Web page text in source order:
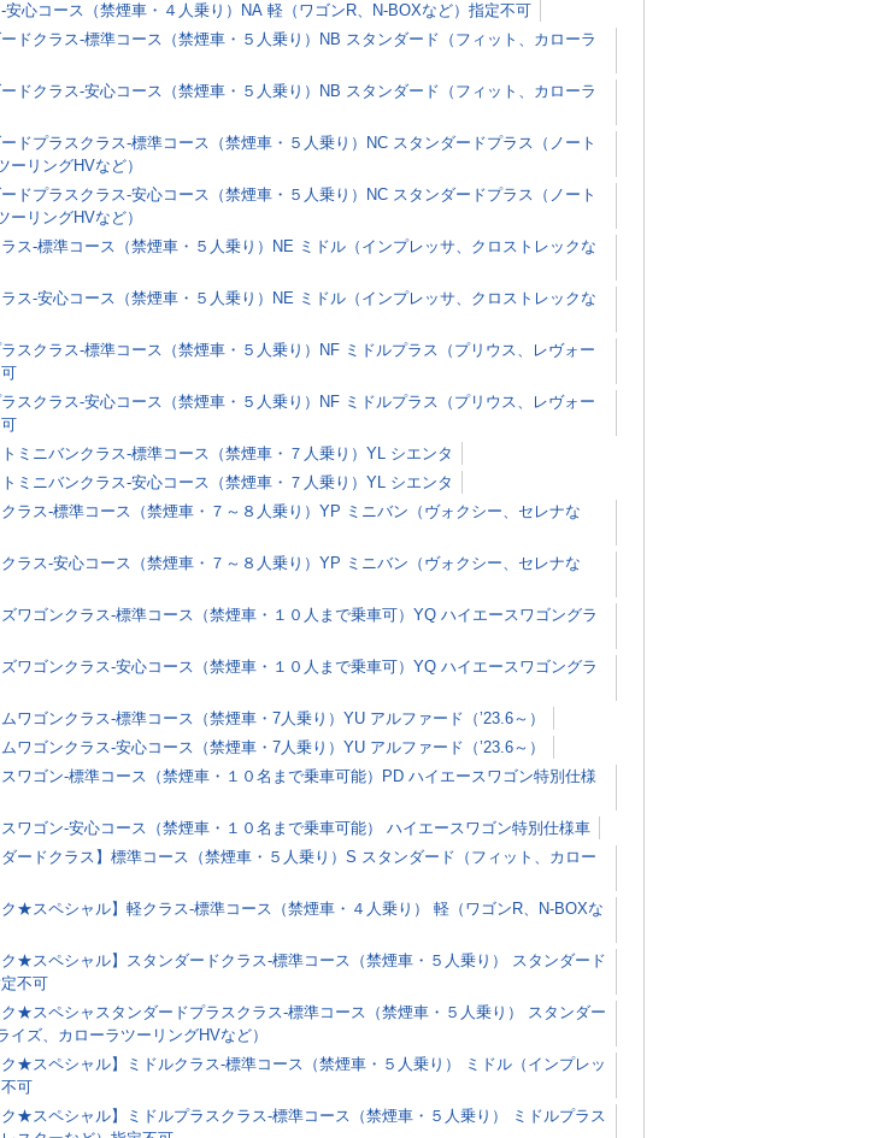
心コース（禁煙車・４人乗り）NA 軽（ワゴンR、N-BOXなど）指定不可
ドクラス-標準コース（禁煙車・５人乗り）NB スタンダード（フィット、カローラ
ドクラス-安心コース（禁煙車・５人乗り）NB スタンダード（フィット、カローラ
ドプラスクラス-標準コース（禁煙車・５人乗り）NC スタンダードプラス（ノート
リングHVなど）
ドプラスクラス-安心コース（禁煙車・５人乗り）NC スタンダードプラス（ノート
リングHVなど）
ス-標準コース（禁煙車・５人乗り）NE ミドル（インプレッサ、クロストレックな
ス-安心コース（禁煙車・５人乗り）NE ミドル（インプレッサ、クロストレックな
スクラス-標準コース（禁煙車・５人乗り）NF ミドルプラス（プリウス、レヴォー
スクラス-安心コース（禁煙車・５人乗り）NF ミドルプラス（プリウス、レヴォー
ミニバンクラス-標準コース（禁煙車・７人乗り）YL シエンタ
ミニバンクラス-安心コース（禁煙車・７人乗り）YL シエンタ
ラス-標準コース（禁煙車・７～８人乗り）YP ミニバン（ヴォクシー、セレナな
ラス-安心コース（禁煙車・７～８人乗り）YP ミニバン（ヴォクシー、セレナな
ワゴンクラス-標準コース（禁煙車・１０人まで乗車可）YQ ハイエースワゴングラ
ワゴンクラス-安心コース（禁煙車・１０人まで乗車可）YQ ハイエースワゴングラ
ワゴンクラス-標準コース（禁煙車・7人乗り）YU アルファード（’23.6～）
ワゴンクラス-安心コース（禁煙車・7人乗り）YU アルファード（’23.6～）
ワゴン-標準コース（禁煙車・１０名まで乗車可能）PD ハイエースワゴン特別仕様
ワゴン-安心コース（禁煙車・１０名まで乗車可能） ハイエースワゴン特別仕様車
ードクラス】標準コース（禁煙車・５人乗り）S スタンダード（フィット、カロー
★スペシャル】軽クラス-標準コース（禁煙車・４人乗り） 軽（ワゴンR、N-BOXな
★スペシャル】スタンダードクラス-標準コース（禁煙車・５人乗り） スタンダード
不可
★スペシャスタンダードプラスクラス-標準コース（禁煙車・５人乗り） スタンダー
イズ、カローラツーリングHVなど）
★スペシャル】ミドルクラス-標準コース（禁煙車・５人乗り） ミドル（インプレッ
可
★スペシャル】ミドルプラスクラス-標準コース（禁煙車・５人乗り） ミドルプラス